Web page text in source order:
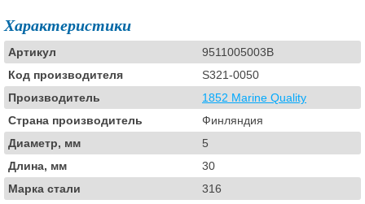
Характеристики
Артикул
9511005003B
Код производителя
S321-0050
Производитель
1852 Marine Quality
Страна производитель
Финляндия
Диаметр, мм
5
Длина, мм
30
Марка стали
316